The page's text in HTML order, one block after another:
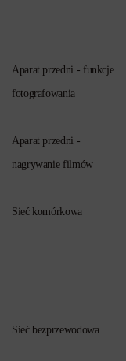
Aparat przedni - funkcje
fotografowania
Aparat przedni -
nagrywanie filmów
Sieć komórkowa
Sieć bezprzewodowa